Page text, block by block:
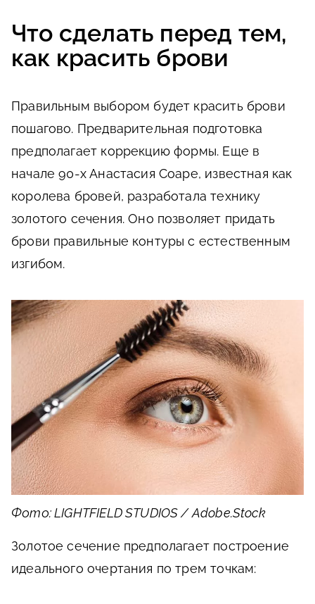
Что сделать перед тем,
как красить брови
Правильным выбором будет красить брови
пошагово. Предварительная подготовка
предполагает коррекцию формы. Еще в
начале 90-х Анастасия Соаре, известная как
королева бровей, разработала технику
золотого сечения. Оно позволяет придать
брови правильные контуры с естественным
изгибом.
Фото: LIGHTFIELD STUDIOS / Adobe.Stock
Золотое сечение предполагает построение
идеального очертания по трем точкам: